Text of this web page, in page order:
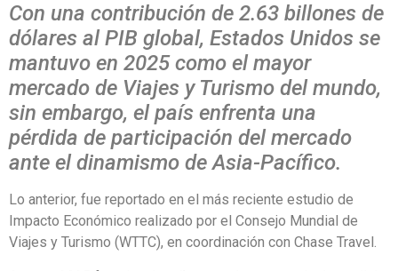
Con una contribución de 2.63 billones de
dólares al PIB global, Estados Unidos se
mantuvo en 2025 como el mayor
mercado de Viajes y Turismo del mundo,
sin embargo, el país enfrenta una
pérdida de participación del mercado
ante el dinamismo de Asia-Pacífico.
Lo anterior, fue reportado en el más reciente estudio de
Impacto Económico realizado por el Consejo Mundial de
Viajes y Turismo (WTTC), en coordinación con Chase Travel.